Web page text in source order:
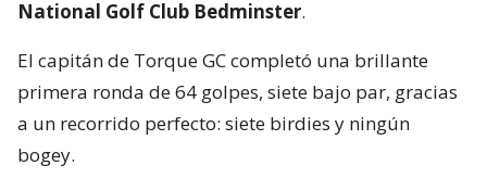
National Golf Club Bedminster.
El capitán de Torque GC completó una brillante
primera ronda de 64 golpes, siete bajo par, gracias
a un recorrido perfecto: siete birdies y ningún
bogey.